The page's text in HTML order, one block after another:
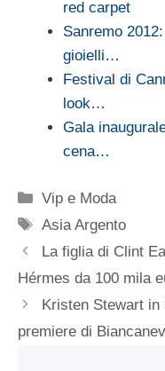
red carpet
Sanremo
gioielli…
Festival di
look…
Gala
cena…
Categorie
Vip e Moda
Tag
Asia Argento
La figlia di Clint
Hérmes da 100 mila
Kristen Stewart
premiere di